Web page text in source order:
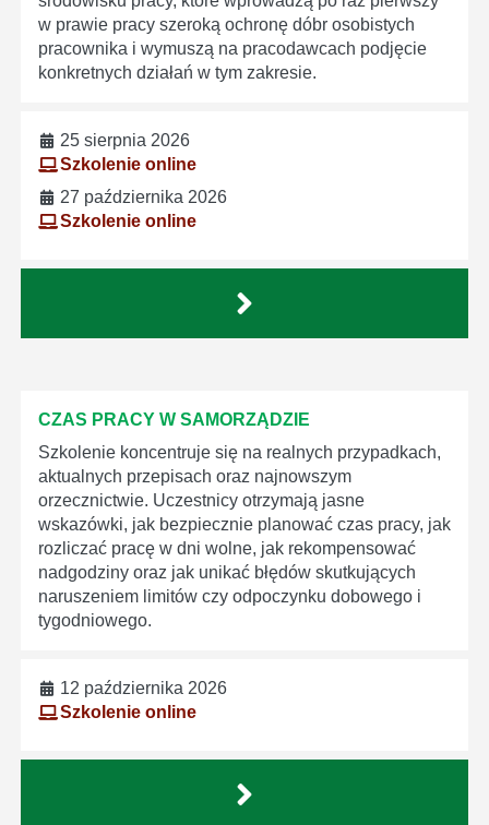
w prawie pracy szeroką ochronę dóbr osobistych
pracownika i wymuszą na pracodawcach podjęcie
konkretnych działań w tym zakresie.
25 sierpnia 2026
Szkolenie online
27 października 2026
Szkolenie online
CZAS PRACY W SAMORZĄDZIE
Szkolenie koncentruje się na realnych przypadkach,
aktualnych przepisach oraz najnowszym
orzecznictwie. Uczestnicy otrzymają jasne
wskazówki, jak bezpiecznie planować czas pracy, jak
rozliczać pracę w dni wolne, jak rekompensować
nadgodziny oraz jak unikać błędów skutkujących
naruszeniem limitów czy odpoczynku dobowego i
tygodniowego.
12 października 2026
Szkolenie online